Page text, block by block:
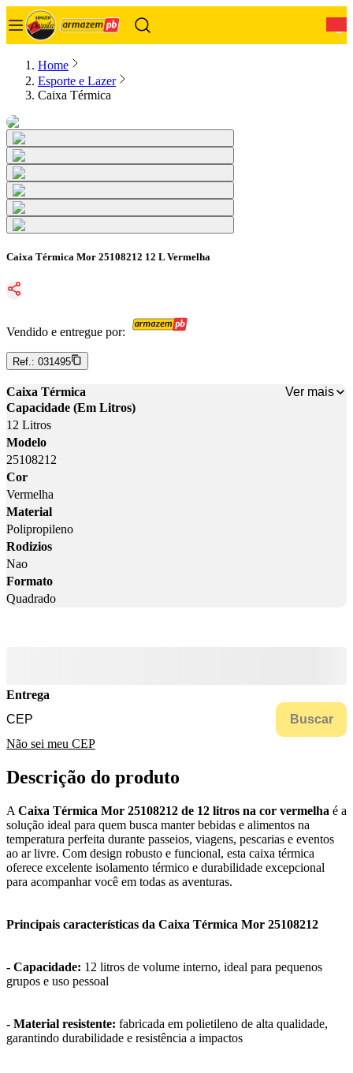
Home
Esporte e Lazer
Caixa Térmica
Caixa Térmica Mor 25108212 12 L Vermelha
Vendido e entregue por:
Ref.: 031495
Caixa Térmica
Ver mais
Capacidade (Em Litros)
12 Litros
Modelo
25108212
Cor
Vermelha
Material
Polipropileno
Rodizios
Nao
Formato
Quadrado
Entrega
Buscar
Não sei meu CEP
Descrição do produto
A Caixa Térmica Mor 25108212 de 12 litros na cor vermelha é a
solução ideal para quem busca manter bebidas e alimentos na
temperatura perfeita durante passeios, viagens, pescarias e eventos
ao ar livre. Com design robusto e funcional, esta caixa térmica
oferece excelente isolamento térmico e durabilidade excepcional
para acompanhar você em todas as aventuras.
Principais características da Caixa Térmica Mor 25108212
- Capacidade: 12 litros de volume interno, ideal para pequenos
grupos e uso pessoal
- Material resistente: fabricada em polietileno de alta qualidade,
garantindo durabilidade e resistência a impactos